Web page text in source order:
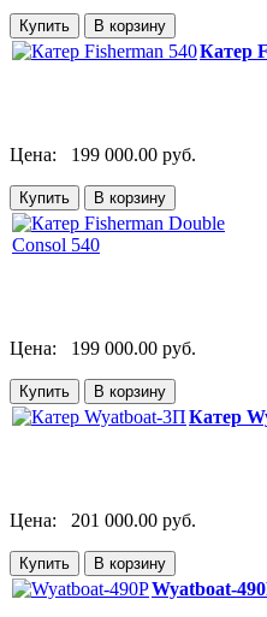
Катер
Цена: 199 000.00 руб.
Цена: 199 000.00 руб.
Катер
Цена: 201 000.00 руб.
Wyatboat-